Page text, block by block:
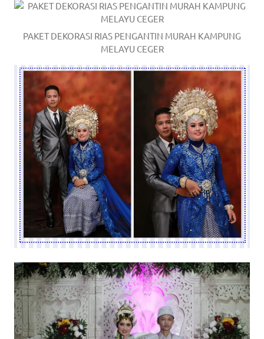
PAKET DEKORASI RIAS PENGANTIN MURAH KAMPUNG
MELAYU CEGER